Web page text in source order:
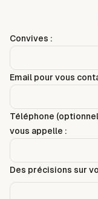
Convives :
Email pour vous
Téléphone
vous appelle :
Des précisions sur